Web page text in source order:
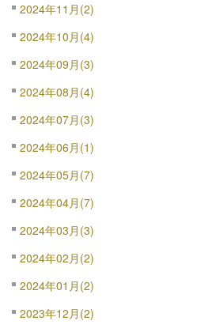
2024年11月(2)
2024年10月(4)
2024年09月(3)
2024年08月(4)
2024年07月(3)
2024年06月(1)
2024年05月(7)
2024年04月(7)
2024年03月(3)
2024年02月(2)
2024年01月(2)
2023年12月(2)